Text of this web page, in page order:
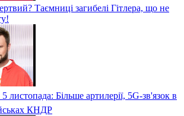
Таємниці загибелі Гітлера, що не
листопада: Більше артилерії, 5G-зв'язок в
КНДР